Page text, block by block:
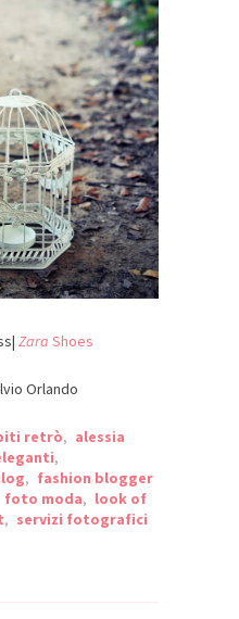
Zara Shoes
Orlando
retrò, alessia
,
, fashion blogger
foto moda, look of
, servizi fotografici